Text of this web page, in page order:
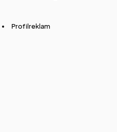
Profilreklam